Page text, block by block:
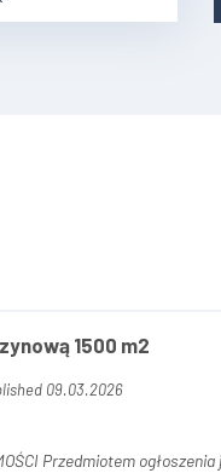
1500 m2
09.03.2026